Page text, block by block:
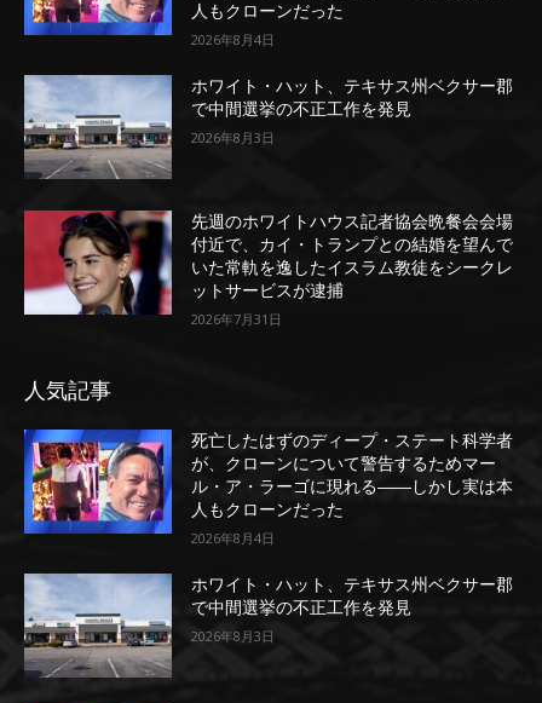
人もクローンだった
2026年8月4日
ホワイト・ハット、テキサス州ベクサー郡
で中間選挙の不正工作を発見
2026年8月3日
先週のホワイトハウス記者協会晩餐会会場
付近で、カイ・トランプとの結婚を望んで
いた常軌を逸したイスラム教徒をシークレ
ットサービスが逮捕
2026年7月31日
人気記事
死亡したはずのディープ・ステート科学者
が、クローンについて警告するためマー
ル・ア・ラーゴに現れる――しかし実は本
人もクローンだった
2026年8月4日
ホワイト・ハット、テキサス州ベクサー郡
で中間選挙の不正工作を発見
2026年8月3日